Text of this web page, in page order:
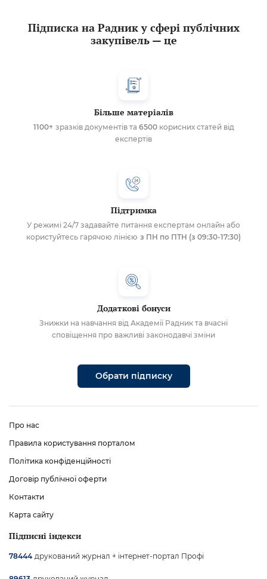
Підписка на Радник у сфері публічних
закупівель — це
Більше матеріалів
1100+ зразків документів та 6500корисних статей від
експертів
Підтримка
У режимі 24/7 задавайте питання експертам онлайн або
користуйтесь гарячою лінією з ПН по ПТН (з 09:30-17:30)
Додаткові бонуси
Знижки на навчання від Академії Радник та вчасні
сповіщення про важливі законодавчі зміни
Обрати підписку
Про нас
Правила користування порталом
Політика конфіденційності
Договір публічної оферти
Контакти
Карта сайту
Підписні індекси
78444 друкований журнал + інтернет-портал Профі